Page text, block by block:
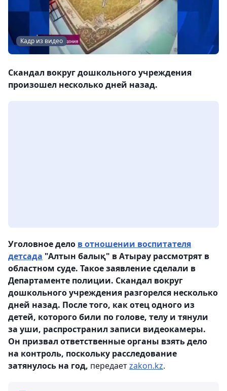
Кадр из видео
Скандал вокруг дошкольного учреждения
произошел несколько дней назад.
Уголовное дело в отношении воспитателя
детсада "Алтын балық" в Атырау рассмотрят в
областном суде. Такое заявление сделали в
Департаменте полиции. Скандал вокруг
дошкольного учреждения разгорелся несколько
дней назад. После того, как отец одного из
детей, которого били по голове, телу и тянули
за уши, распространил записи видеокамеры.
Он призвал ответственные органы взять дело
на контроль, поскольку расследование
затянулось на год, передаетzakon.kz.